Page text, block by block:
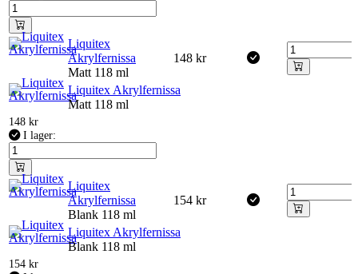
Liquitex
Akrylfernissa
Matt 118 ml
148 kr
Liquitex Akrylfernissa
Matt 118 ml
148 kr
I lager:
Liquitex
Akrylfernissa
Blank 118 ml
154 kr
Liquitex Akrylfernissa
Blank 118 ml
154 kr